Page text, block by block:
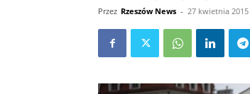
Przez Rzeszów News - 27 kwietnia 2015